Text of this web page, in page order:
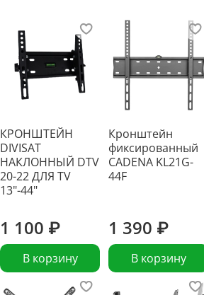
КРОНШТЕЙН
DIVISAT
НАКЛОННЫЙ DTV
20-22 ДЛЯ TV
13"-44"
1 100 ₽
В корзину
Кронштейн
фиксированный
CADENA KL21G-
44F
1 390 ₽
В корзину